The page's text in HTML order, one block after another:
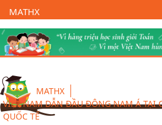
MATHX
Trường Toán Online MATHX
MATHX
VIỆT NAM DẪN ĐẦU ĐÔNG NAM Á TẠI
QUỐC TẾ